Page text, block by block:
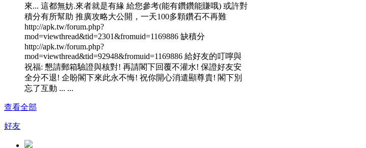
來... 這都無妨.來者就是有緣 給您參考(能有鑽鑽能賺哦) 或許對
積分有所幫助 推廣攻略大公開，一天100多顆鑽石不再難
http://apk.tw/forum.php?
mod=viewthread&tid=2301&fromuid=1169886 缺積分
http://apk.tw/forum.php?
mod=viewthread&tid=92948&fromuid=1169886 給好友的叮嚀與
祝福: 懇請郵箱驗證與核對! 再請閣下回覆不灌水! 保證好友安
全分不退! 企盼閣下來此永不悔! 祝你開心消遣顯尊貴! 閣下別
忘了互動 ... ...
查看全部
好友